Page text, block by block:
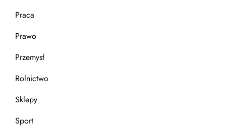
Praca
Prawo
Przemysł
Rolnictwo
Sklepy
Sport